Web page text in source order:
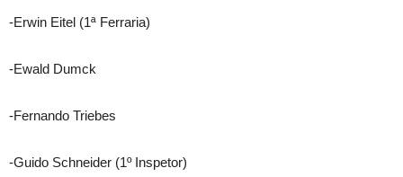
-Erwin Eitel (1ª Ferraria)
-Ewald Dumck
-Fernando Triebes
-Guido Schneider (1º Inspetor)